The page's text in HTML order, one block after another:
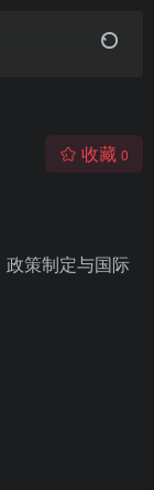
收藏 0
策制定与国际